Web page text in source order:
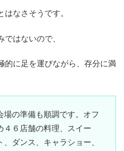
なさそうです。
はないので、
的に足を運びながら、存分に満
場の準備も順調です。オフ
４６店舗の料理、スイー
ダンス、キャラショー、